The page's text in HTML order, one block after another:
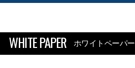
WHITE PAPER ホワイトペーパー